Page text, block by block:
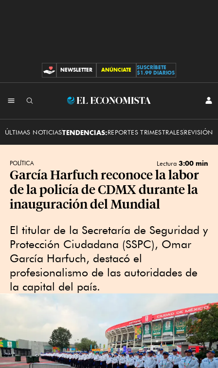
CONTRIBUCIONES
NEWSLETTER ANÚNCIATE
SUSCRÍBETE
$1.99 DIARIOS
El
ÚLTIMAS NOTICIASTENDENCIAS:REPORTES TRIMESTRALESREVISIÓN
POLÍTICA Lectura 3:00 min
García Harfuch reconoce la labor
de la policía de CDMX durante la
inauguración del Mundial
El titular de la Secretaría de Seguridad y
Protección Ciudadana (SSPC), Omar
García Harfuch, destacó el
profesionalismo de las autoridades de
la capital del país.